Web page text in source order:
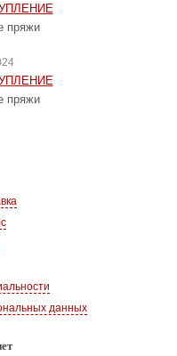
пряжи
пряжи
данных